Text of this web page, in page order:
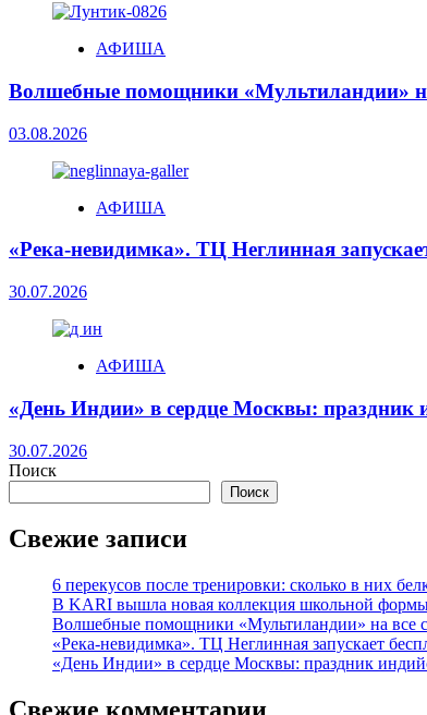
АФИША
Волшебные помощники «Мультиландии»
03.08.2026
АФИША
«Река-невидимка». ТЦ Неглинная
30.07.2026
АФИША
«День Индии» в сердце Москвы: праздник
30.07.2026
Поиск
Поиск
Свежие записи
6 перекусов после тренировки: сколько в них
В KARI вышла новая коллекция школьной
Волшебные помощники «Мультиландии» на все
«Река-невидимка». ТЦ Неглинная запускает
«День Индии» в сердце Москвы: праздник